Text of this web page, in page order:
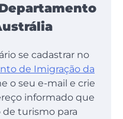
se cadastrar no
de Imigração da
o seu e-mail e crie
informado que
de turismo para